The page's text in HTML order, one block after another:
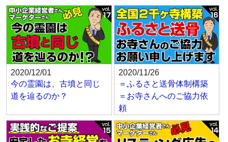
2020/12/01
今の霊園は、古墳と同じ
道を辿るのか？
2020/11/26
＝ふるさと送骨体制構築
＝お寺さんへのご協力依
頼